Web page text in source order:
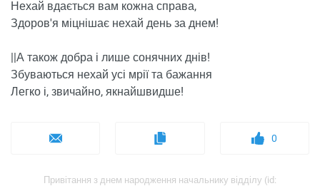
Нехай вдається вам кожна справа,
Здоров'я міцнішає нехай день за днем!
||А також добра і лише сонячних днів!
Збуваються нехай усі мрії та бажання
Легко і, звичайно, якнайшвидше!
0
Привітання з днем ​​народження начальнику відділу (id: